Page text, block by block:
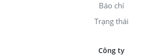
Báo chí
Trạng thái
Công ty